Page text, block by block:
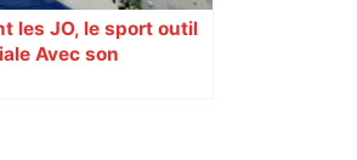
les JO, le sport outil
Avec son